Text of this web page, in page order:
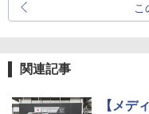
こ
関連記事
【メデ